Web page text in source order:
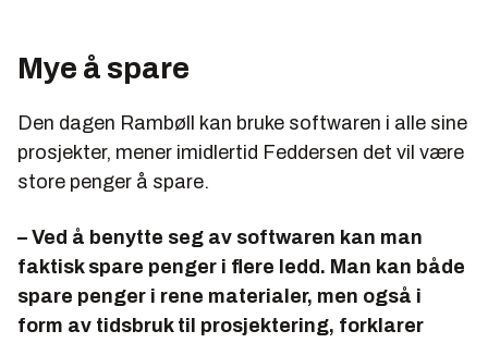
Mye å spare
Den dagen Rambøll kan bruke softwaren i alle sine
prosjekter, mener imidlertid Feddersen det vil være
store penger å spare.
– Ved å benytte seg av softwaren kan man
faktisk spare penger i flere ledd. Man kan både
spare penger i rene materialer, men også i
form av tidsbruk til prosjektering, forklarer